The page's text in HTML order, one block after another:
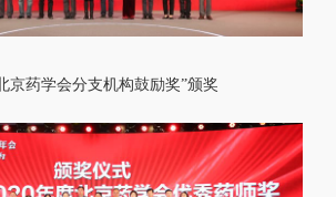
京药学会分支机构鼓励奖”颁奖